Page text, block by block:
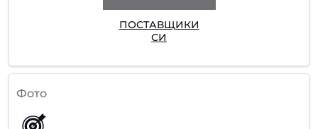
ПОСТАВЩИКИ
СИ
Фото